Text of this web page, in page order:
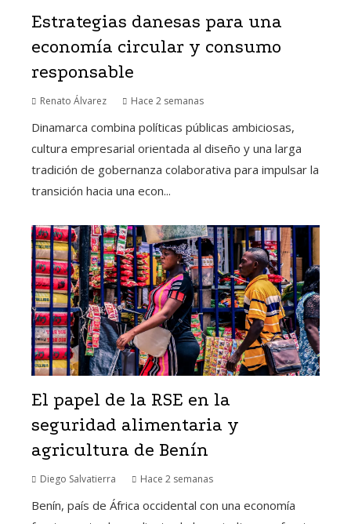
Estrategias danesas para una
economía circular y consumo
responsable
Renato Álvarez Hace 2 semanas
Dinamarca combina políticas públicas ambiciosas,
cultura empresarial orientada al diseño y una larga
tradición de gobernanza colaborativa para impulsar la
transición hacia una econ...
El papel de la RSE en la
seguridad alimentaria y
agricultura de Benín
Diego Salvatierra Hace 2 semanas
Benín, país de África occidental con una economía